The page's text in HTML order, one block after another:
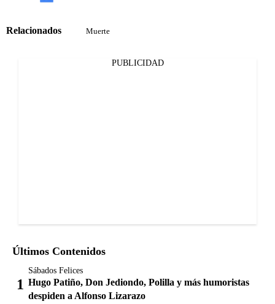
Relacionados Muerte
PUBLICIDAD
Últimos Contenidos
Sábados Felices
Hugo Patiño, Don Jediondo, Polilla y más humoristas
despiden a Alfonso Lizarazo